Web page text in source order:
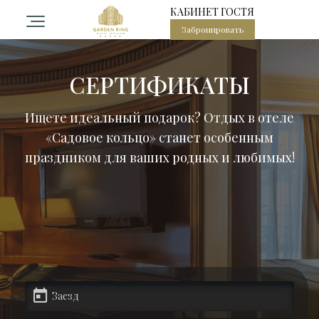
центр в центре Москвы
Садовое кольцо
КАБИНЕТ ГОСТЯ
Забронировать
СЕРТИФИКАТЫ
Ищете идеальный подарок? Отдых в отеле
«Садовое кольцо» станет особенным
праздником для ваших родных и любимых!